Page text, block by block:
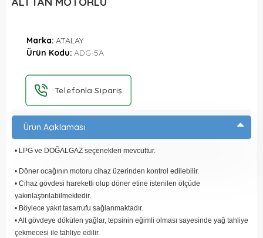
Marka: ATALAY
Ürün Kodu: ADG-5A
Telefonla Sipariş
Ürün Açıklaması
• LPG ve DOĞALGAZ seçenekleri mevcuttur.
• Döner ocağının motoru cihaz üzerinden kontrol edilebilir.
• Cihaz gövdesi hareketli olup döner etine istenilen ölçüde
yakınlaştırılabilmektedir.
• Böylece yakıt tasarrufu sağlanmaktadır.
• Alt gövdeye dökülen yağlar, tepsinin eğimli olması sayesinde yağ tahliye
çekmecesi ile tahliye edilir.